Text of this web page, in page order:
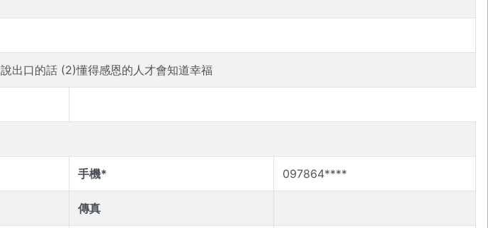
出口的話 (2)懂得感恩的人才會知道幸福
手機* 097864****
傳真